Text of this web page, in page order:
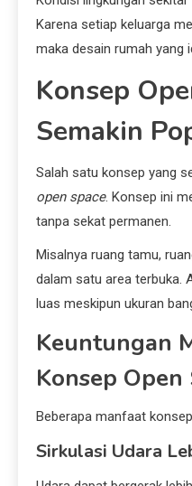
Karena setiap keluarga
maka desain rumah yang
Konsep
Semakin
Salah satu konsep yang
open space. Konsep ini
tanpa sekat permanen.
Misalnya ruang tamu,
dalam satu area terbuka.
luas meskipun ukuran
Keuntungan
Konsep Open
Beberapa manfaat
Sirkulasi Udara